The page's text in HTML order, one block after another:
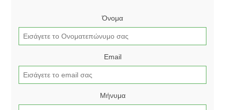
Όνομα
Email
Μήνυμα